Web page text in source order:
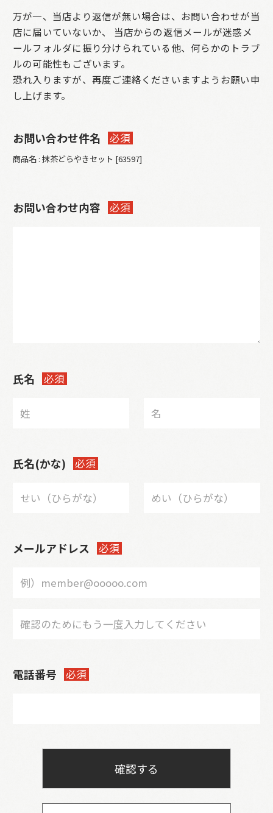
万が一、当店より返信が無い場合は、お問い合わせが当
店に届いていないか、
当店からの返信メールが迷惑メ
ールフォルダに振り分けられている他、何らかのトラブ
ルの可能性もございます。
恐れ入りますが、再度ご連絡くださいますようお願い申
し上げます。
お問い合わせ件名 必須
商品名 : 抹茶どらやきセット [63597]
お問い合わせ内容 必須
氏名 必須
氏名(かな) 必須
メールアドレス 必須
電話番号 必須
確認する